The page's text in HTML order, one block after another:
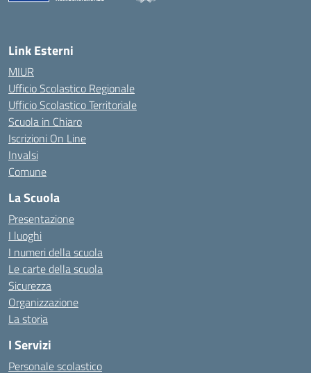
Link Esterni
MIUR
Ufficio Scolastico Regionale
Ufficio Scolastico Territoriale
Scuola in Chiaro
Iscrizioni On Line
Invalsi
Comune
La Scuola
Presentazione
I luoghi
I numeri della scuola
Le carte della scuola
Sicurezza
Organizzazione
La storia
I Servizi
Personale scolastico